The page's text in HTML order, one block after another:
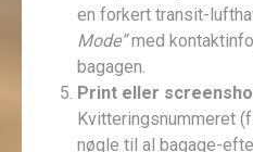
en forkert transit-
Mode”med
bagagen.
Print eller
Kvitteringsnummeret
nøgle til al bagage-